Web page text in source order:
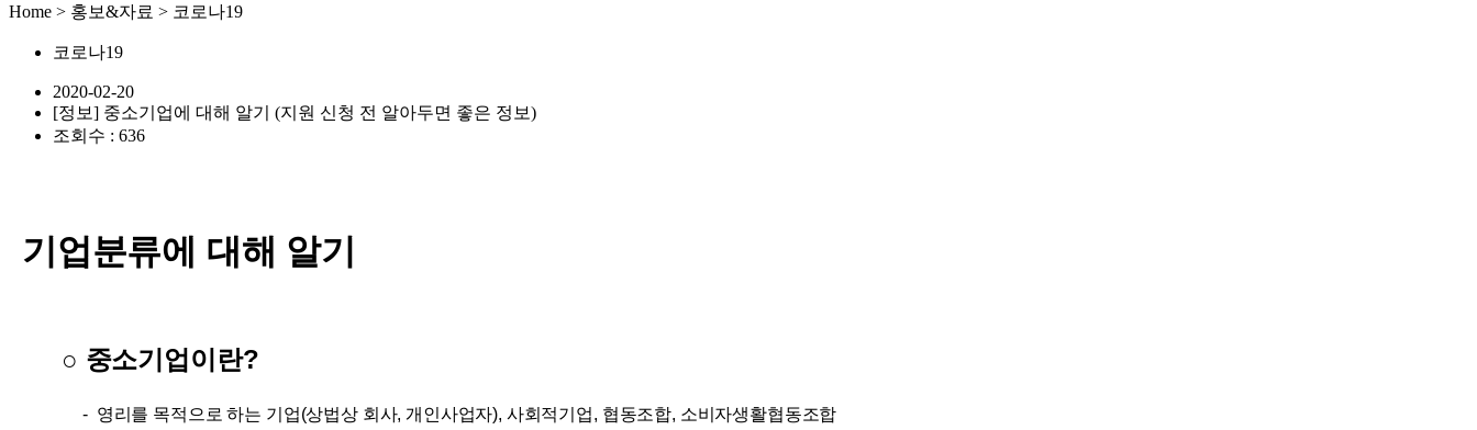
Home > 홍보&자료 > 코로나19
코로나19
2020-02-20
[정보] 중소기업에 대해 알기 (지원 신청 전 알아두면 좋은 정보)
조회수 : 636
기업분류에 대해 알기
○ 중소기업이란?
- 영리를 목적으로 하는 기업(상법상 회사, 개인사업자), 사회적기업, 협동조합, 소비자생활협동조합